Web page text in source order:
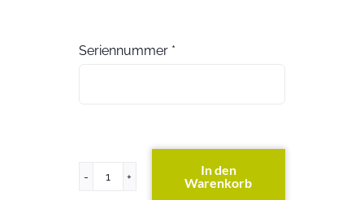
Seriennummer *
ETERNUS
In den
Warenkorb